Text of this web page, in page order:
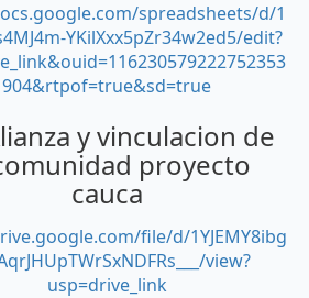
spreadsheets/d/1
YKilXxx5pZr34w2ed5/edit?
904&rtpof=true&sd=true
y vinculacion de
proyecto
cauca
file/d/1YJEMY8ibg
view?
usp=drive_link